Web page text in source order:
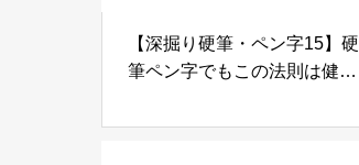
【深掘り硬筆・ペン字15】硬
筆ペン字でもこの法則は健